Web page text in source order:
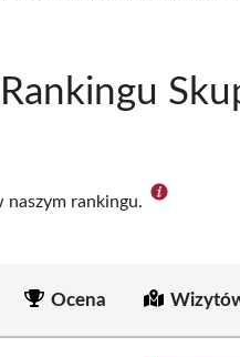
naszym rankingu.
Ocena